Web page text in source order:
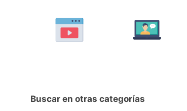
Buscar en otras categorías